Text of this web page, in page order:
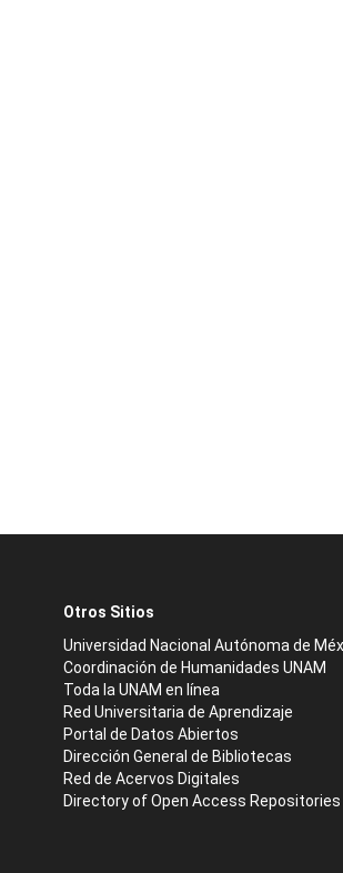
Otros Sitios
Universidad Nacional Autónoma de
Coordinación de Humanidades UNAM
Toda la UNAM en línea
Red Universitaria de Aprendizaje
Portal de Datos Abiertos
Dirección General de Bibliotecas
Red de Acervos Digitales
Directory of Open Access Repositories